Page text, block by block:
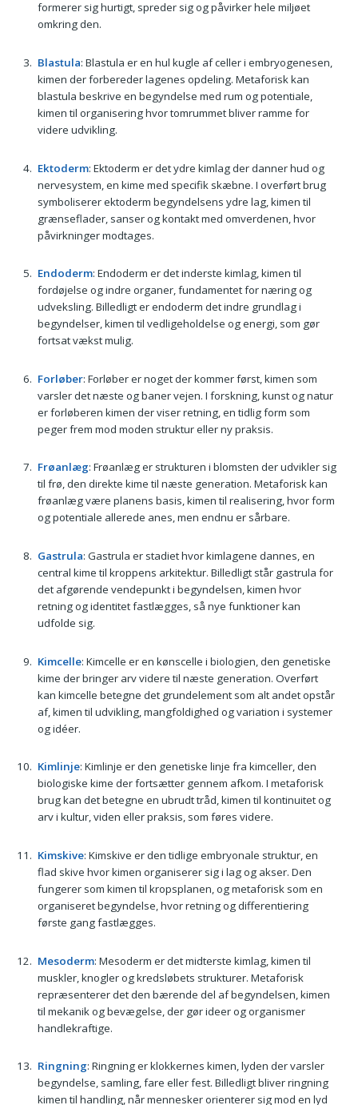
formerer sig hurtigt, spreder sig og påvirker hele miljøet
omkring den.
Blastula: Blastula er en hul kugle af celler i embryogenesen,
kimen der forbereder la­genes opdeling. Metaforisk kan
blastula beskrive en begyndelse med rum og potentiale,
kimen til organisering hvor tomrummet bliver ramme for
videre udvikling.
Ektoderm: Ektoderm er det ydre kimlag der danner hud og
nervesystem, en kime med specifik skæbne. I overført brug
symboliserer ektoderm begyndelsens ydre lag, kimen til
grænseflader, sanser og kontakt med omverdenen, hvor
påvirkninger modtages.
Endoderm: Endoderm er det inderste kimlag, kimen til
fordøjelse og indre organer, fundamentet for næring og
udveksling. Billedligt er endoderm det indre grundlag i
begyndelser, kimen til vedligeholdelse og energi, som gør
fortsat vækst mulig.
Forløber: Forløber er noget der kommer først, kimen som
varsler det næste og baner vejen. I forskning, kunst og natur
er forløberen kimen der viser retning, en tidlig form som
peger frem mod moden struktur eller ny praksis.
Frøanlæg: Frøanlæg er strukturen i blomsten der udvikler sig
til frø, den direkte kime til næste generation. Metaforisk kan
frøanlæg være planens basis, kimen til realisering, hvor form
og potentiale allerede anes, men endnu er sårbare.
Gastrula: Gastrula er stadiet hvor kimlagene dannes, en
central kime til kroppens arkitektur. Billedligt står gastrula for
det afgørende vendepunkt i begyndelsen, kimen hvor
retning og identitet fastlægges, så nye funktioner kan
udfolde sig.
Kimcelle: Kimcelle er en kønscelle i biologien, den genetiske
kime der bringer arv videre til næste generation. Overført
kan kimcelle betegne det grundelement som alt andet opstår
af, kimen til udvikling, mangfoldighed og variation i systemer
og idéer.
Kimlinje: Kimlinje er den genetiske linje fra kimceller, den
biologiske kime der fortsætter gennem afkom. I metaforisk
brug kan det betegne en ubrudt tråd, kimen til kontinuitet og
arv i kultur, viden eller praksis, som føres videre.
Kimskive: Kimskive er den tidlige embryonale struktur, en
flad skive hvor kimen organiserer sig i lag og akser. Den
fungerer som kimen til kropsplanen, og metaforisk som en
organiseret begyndelse, hvor retning og differentiering
første gang fastlægges.
Mesoderm: Mesoderm er det midterste kimlag, kimen til
muskler, knogler og kredsløbets strukturer. Metaforisk
repræsenterer det den bærende del af begyndelsen, kimen
til mekanik og bevægelse, der gør ideer og organismer
handlekraftige.
Ringning: Ringning er klokkernes kimen, lyden der varsler
begyndelse, samling, fare eller fest. Billedligt bliver ringning
kimen til handling, når mennesker orienterer sig mod en lyd